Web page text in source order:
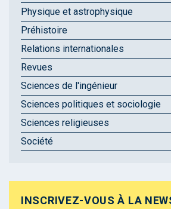
Physique et astrophysique
Préhistoire
Relations internationales
Revues
Sciences de l'ingénieur
Sciences politiques et sociologie
Sciences religieuses
Société
INSCRIVEZ-VOUS À LA